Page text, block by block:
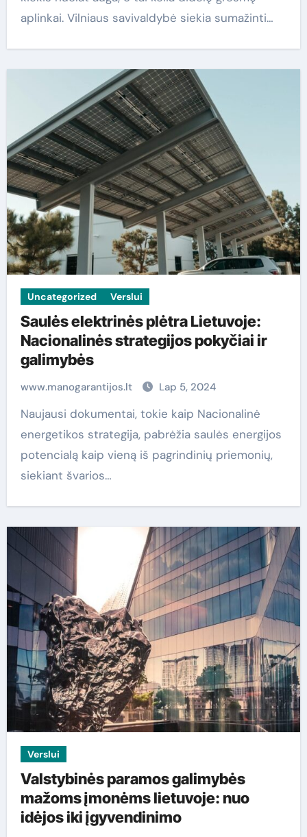
aplinkai. Vilniaus savivaldybė siekia sumažinti…
Uncategorized Verslui
Saulės elektrinės plėtra Lietuvoje:
Nacionalinės strategijos pokyčiai ir
galimybės
www.manogarantijos.lt Lap 5, 2024
Naujausi dokumentai, tokie kaip Nacionalinė
energetikos strategija, pabrėžia saulės energijos
potencialą kaip vieną iš pagrindinių priemonių,
siekiant švarios…
Verslui
Valstybinės paramos galimybės
mažoms įmonėms lietuvoje: nuo
idėjos iki įgyvendinimo